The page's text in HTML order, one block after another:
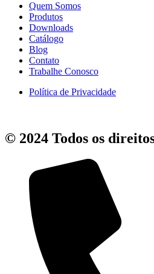
Quem Somos
Produtos
Downloads
Catálogo
Blog
Contato
Trabalhe Conosco
Política de Privacidade
© 2024 Todos os